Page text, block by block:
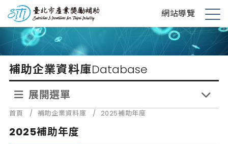
到
內
台北市產業獎勵補助 網站導覽
展
單
補助企業資料庫Database
展開選單
首頁 / 補助企業資料庫 / 2025補助年度
2025補助年度